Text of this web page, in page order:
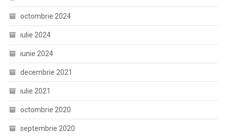
octombrie 2024
iulie 2024
iunie 2024
decembrie 2021
iulie 2021
octombrie 2020
septembrie 2020